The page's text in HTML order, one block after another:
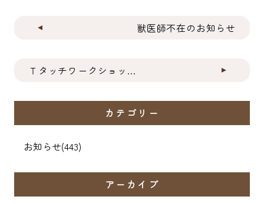
獣医師不在のお知らせ
Ｔタッチワークショッ...
カテゴリー
お知らせ(443)
アーカイブ